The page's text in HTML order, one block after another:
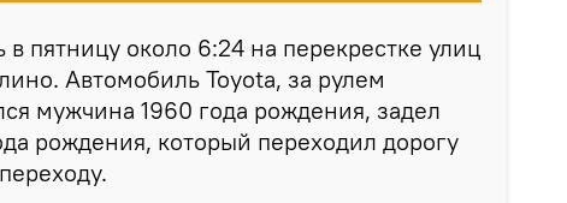
в пятницу около 6:24 на перекрестке улиц
Автомобиль Toyota, за рулем
мужчина 1960 года рождения, задел
рождения, который переходил дорогу